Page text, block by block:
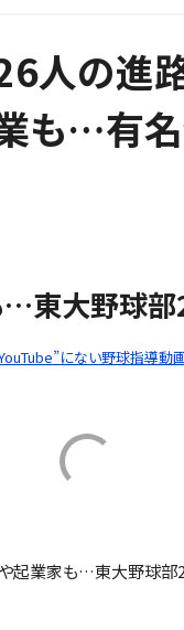
人の
も…有
…東大野球
にない野球指導動画
や起業家も…東大野球